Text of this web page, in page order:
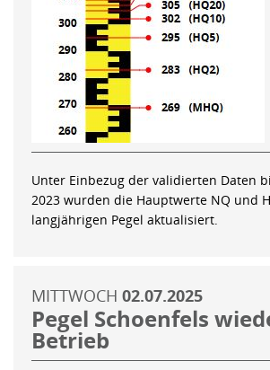
Unter Einbezug der validierten Daten
2023 wurden die Hauptwerte NQ und
langjährigen Pegel aktualisiert.
MITTWOCH 02.07.2025
Pegel Schoenfels
Betrieb